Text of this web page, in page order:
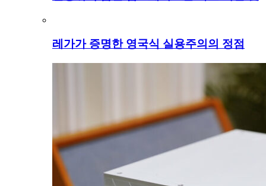
레가가 증명한 영국식 실용주의의 정점